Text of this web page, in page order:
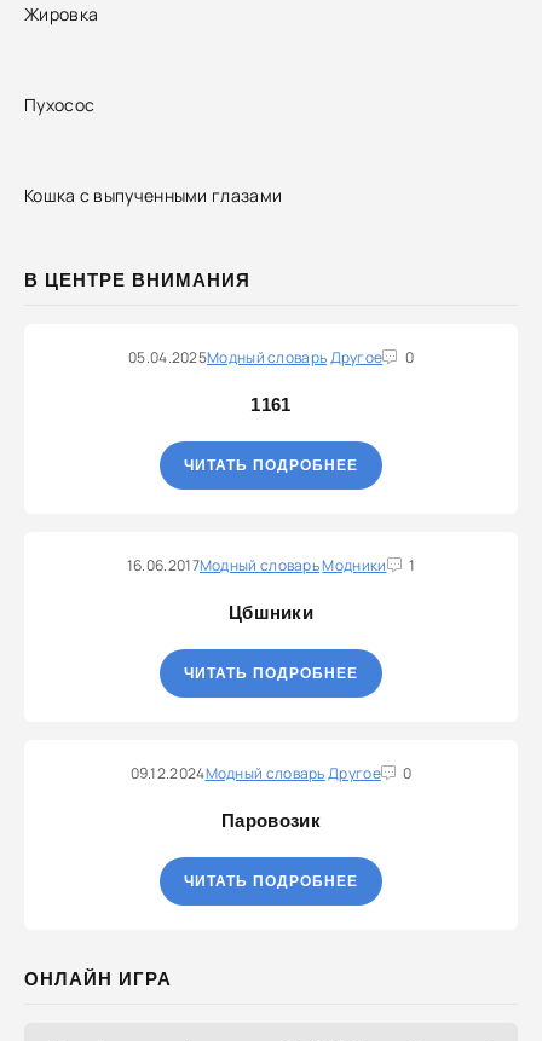
Жировка
Пухосос
Кошка с выпученными глазами
В ЦЕНТРЕ ВНИМАНИЯ
05.04.2025Модный словарьДругое 0
1161
ЧИТАТЬ ПОДРОБНЕЕ
16.06.2017Модный словарьМодники 1
Цбшники
ЧИТАТЬ ПОДРОБНЕЕ
09.12.2024Модный словарьДругое 0
Паровозик
ЧИТАТЬ ПОДРОБНЕЕ
ОНЛАЙН ИГРА